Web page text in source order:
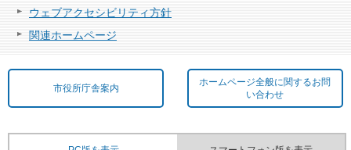
ウェブアクセシビリティ方針
関連ホームページ
市役所庁舎案内
ホームページ全般に関するお問
い合わせ